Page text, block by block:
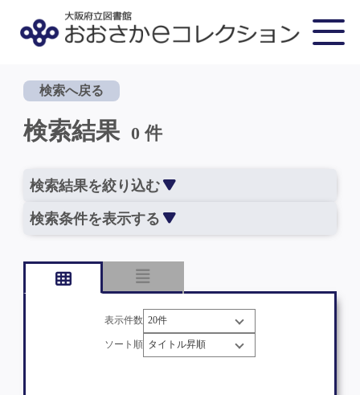
検索へ戻る
検索結果 0 件
検索結果を絞り込む
検索条件を表示する
表示件数
ソート順